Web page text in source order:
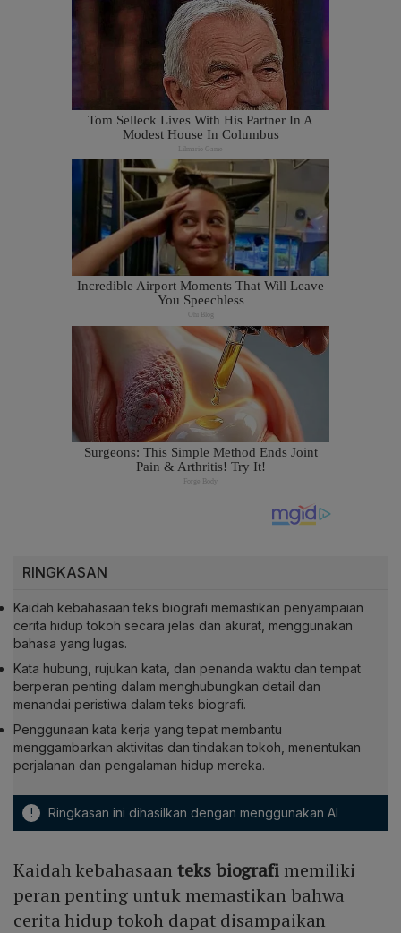
RINGKASAN
Kaidah kebahasaan teks biografi memastikan penyampaian
cerita hidup tokoh secara jelas dan akurat, menggunakan
bahasa yang lugas.
Kata hubung, rujukan kata, dan penanda waktu dan tempat
berperan penting dalam menghubungkan detail dan
menandai peristiwa dalam teks biografi.
Penggunaan kata kerja yang tepat membantu
menggambarkan aktivitas dan tindakan tokoh, menentukan
perjalanan dan pengalaman hidup mereka.
! Ringkasan ini dihasilkan dengan menggunakan AI
Kaidah kebahasaanteks biografimemiliki
peran penting untuk memastikan bahwa
cerita hidup tokoh dapat disampaikan